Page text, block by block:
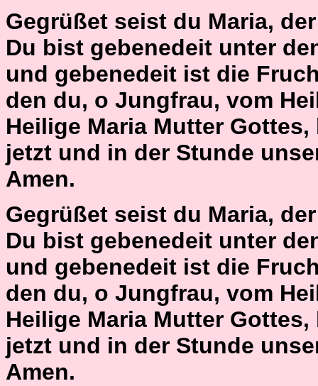
Gegrüßet seist du Maria,
Du bist gebenedeit unter
und gebenedeit ist die
den du, o Jungfrau, vom
Heilige Maria Mutter
jetzt und in der Stunde
Amen.
Gegrüßet seist du Maria,
Du bist gebenedeit unter
und gebenedeit ist die
den du, o Jungfrau, vom
Heilige Maria Mutter
jetzt und in der Stunde
Amen.